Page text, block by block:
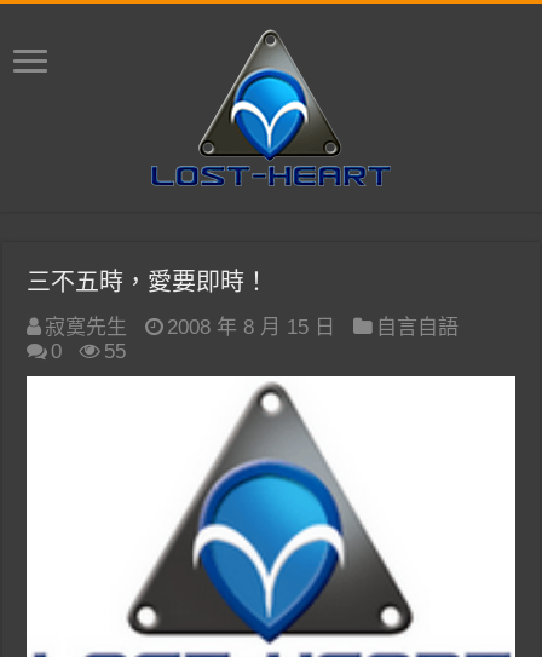
三不五時，愛要即時！
寂寞先生 2008 年 8 月 15 日
自言自語
0
55